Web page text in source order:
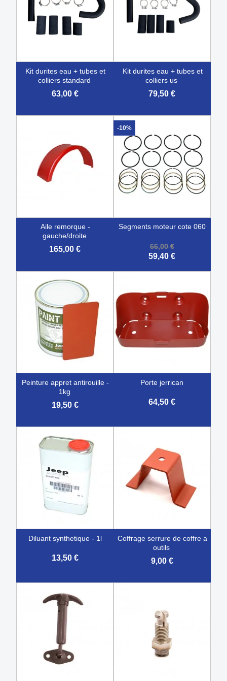
kit durites eau + tubes et
colliers standard
63,00 €
kit durites eau + tubes et
colliers us
79,50 €
aile remorque -
gauche/droite
165,00 €
segments moteur cote 060
66,00 €
59,40 €
-10%
peinture appret antirouille -
1kg
19,50 €
porte jerrican
64,50 €
diluant synthetique - 1l
13,50 €
coffrage serrure de coffre a
outils
9,00 €